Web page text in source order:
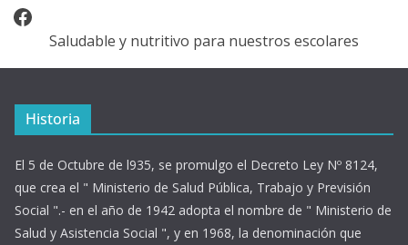
Facebook
Saludable y nutritivo para nuestros escolares
Historia
El 5 de Octubre de l935, se promulgo el Decreto Ley Nº 8124,
que crea el " Ministerio de Salud Pública, Trabajo y Previsión
Social ".- en el año de 1942 adopta el nombre de " Ministerio de
Salud y Asistencia Social ", y en 1968, la denominación que